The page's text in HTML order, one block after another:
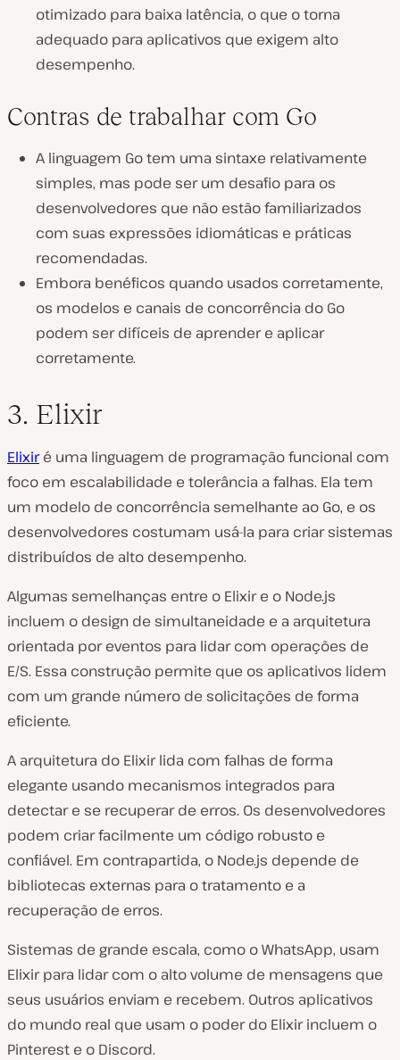
otimizado para baixa latência, o que o torna
adequado para aplicativos que exigem alto
desempenho.
Contras de trabalhar com Go
A linguagem Go tem uma sintaxe relativamente
simples, mas pode ser um desafio para os
desenvolvedores que não estão familiarizados
com suas expressões idiomáticas e práticas
recomendadas.
Embora benéficos quando usados corretamente,
os modelos e canais de concorrência do Go
podem ser difíceis de aprender e aplicar
corretamente.
3. Elixir
Elixiré uma linguagem de programação funcional com
foco em escalabilidade e tolerância a falhas. Ela tem
um modelo de concorrência semelhante ao Go, e os
desenvolvedores costumam usá-la para criar sistemas
distribuídos de alto desempenho.
Algumas semelhanças entre o Elixir e o Node.js
incluem o design de simultaneidade e a arquitetura
orientada por eventos para lidar com operações de
E/S. Essa construção permite que os aplicativos lidem
com um grande número de solicitações de forma
eficiente.
A arquitetura do Elixir lida com falhas de forma
elegante usando mecanismos integrados para
detectar e se recuperar de erros. Os desenvolvedores
podem criar facilmente um código robusto e
confiável. Em contrapartida, o Node.js depende de
bibliotecas externas para o tratamento e a
recuperação de erros.
Sistemas de grande escala, como o WhatsApp, usam
Elixir para lidar com o alto volume de mensagens que
seus usuários enviam e recebem. Outros aplicativos
do mundo real que usam o poder do Elixir incluem o
Pinterest e o Discord.